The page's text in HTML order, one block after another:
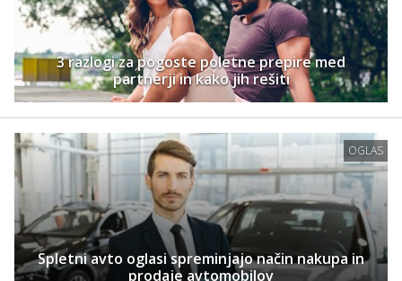
3 razlogi za pogoste poletne prepire med
partnerji in kako jih rešiti
OGLAS
Spletni avto oglasi spreminjajo način nakupa in
prodaje avtomobilov